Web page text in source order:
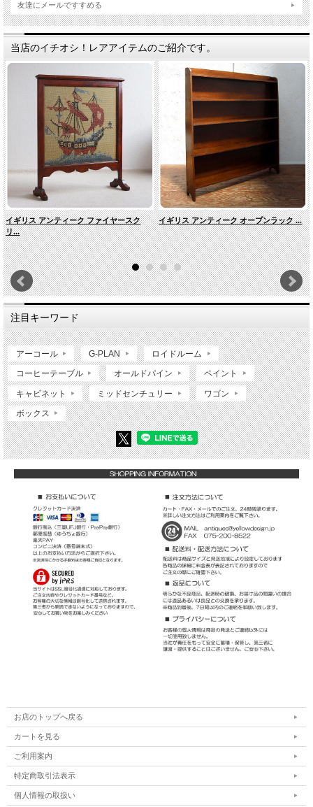
友達にメールですすめる
当店のイチオシ！レアアイテムのご紹介です。
イギリス アンティーク ファイヤースク
リ...
イギリス アンティーク オープンラック ...
注目キーワード
アーコール G-PLAN ロイドルーム
コーヒーテーブル オールドパイン ペイント
キャビネット ミッドセンチュリー ワゴン
ボックス
お店のトップへ戻る
カートを見る
ご利用案内
特定商取引法表示
個人情報の取扱い